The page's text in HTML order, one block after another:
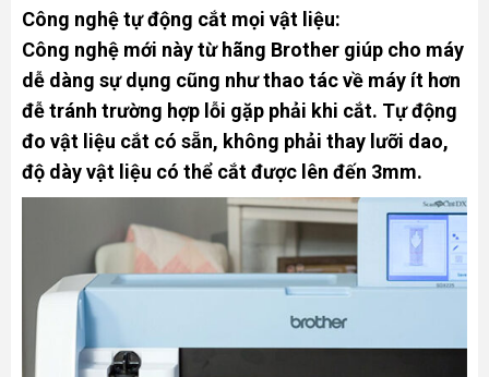
Công nghệ tự động cắt mọi vật liệu:
Công nghệ mới này từ hãng Brother giúp cho máy
dễ dàng sự dụng cũng như thao tác về máy ít hơn
đễ tránh trường hợp lỗi gặp phải khi cắt. Tự động
đo vật liệu cắt có sẵn, không phải thay lưỡi dao,
độ dày vật liệu có thể cắt được lên đến 3mm.